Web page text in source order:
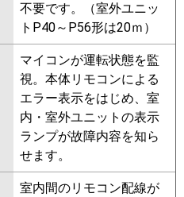
不要です。（室外ユニッ
トP40～P56形は20ｍ）
マイコンが運転状態を監
視。本体リモコンによる
エラー表示をはじめ、室
内・室外ユニットの表示
ランプが故障内容を知ら
せます。
室内間のリモコン配線が